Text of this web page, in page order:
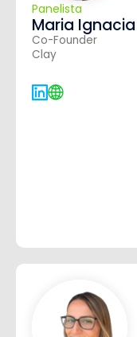
Panelista
Maria
Co-Founder
Clay